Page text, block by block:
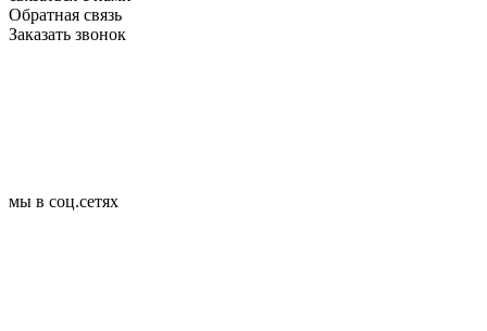
Обратная связь
Заказать звонок
мы в соц.сетях